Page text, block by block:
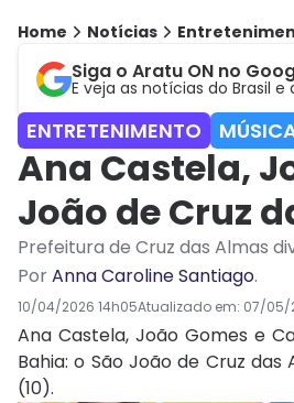
Home Notícias
Siga o Aratu ON no
E veja as notícias do Brasil
ENTRETENIMENTO
Ana Castela,
João de Cruz
Prefeitura de Cruz das Almas
PorAnna Caroline Santiago.
10/04/2026 14h05Atualizado em: 07/05/
Ana Castela, João Gomes e
Bahia: o São João de Cruz
(10).